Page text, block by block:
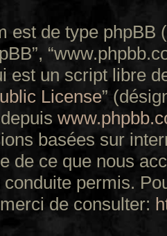
est de type phpBB
est un script libre
License”
basées sur
de ce que nous
conduite permis.
de consulter: